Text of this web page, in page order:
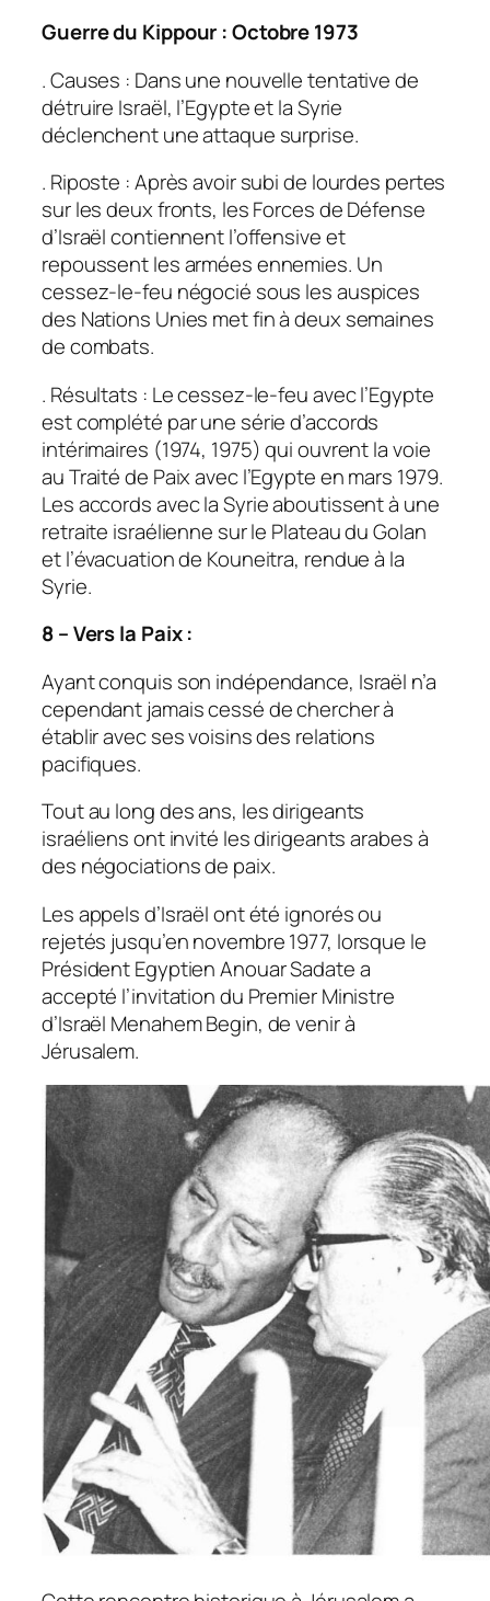
Guerre du Kippour : Octobre 1973
. Causes : Dans une nouvelle tentative de
détruire Israël, l’Egypte et la Syrie
déclenchent une attaque surprise.
. Riposte : Après avoir subi de lourdes pertes
sur les deux fronts, les Forces de Défense
d’Israël contiennent l’offensive et
repoussent les armées ennemies. Un
cessez-le-feu négocié sous les auspices
des Nations Unies met fin à deux semaines
de combats.
. Résultats : Le cessez-le-feu avec l’Egypte
est complété par une série d’accords
intérimaires (1974, 1975) qui ouvrent la voie
au Traité de Paix avec l’Egypte en mars 1979.
Les accords avec la Syrie aboutissent à une
retraite israélienne sur le Plateau du Golan
et l’évacuation de Kouneitra, rendue à la
Syrie.
8 – Vers la Paix :
Ayant conquis son indépendance, Israël n’a
cependant jamais cessé de chercher à
établir avec ses voisins des relations
pacifiques.
Tout au long des ans, les dirigeants
israéliens ont invité les dirigeants arabes à
des négociations de paix.
Les appels d’Israël ont été ignorés ou
rejetés jusqu’en novembre 1977, lorsque le
Président Egyptien Anouar Sadate a
accepté l’invitation du Premier Ministre
d’Israël Menahem Begin, de venir à
Jérusalem.